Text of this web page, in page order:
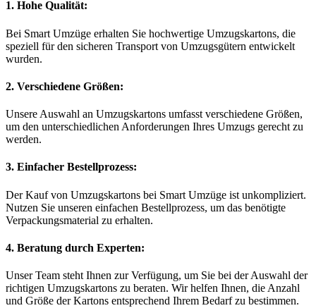
1. Hohe Qualität:
Bei Smart Umzüge erhalten Sie hochwertige Umzugskartons, die
speziell für den sicheren Transport von Umzugsgütern entwickelt
wurden.
2. Verschiedene Größen:
Unsere Auswahl an Umzugskartons umfasst verschiedene Größen,
um den unterschiedlichen Anforderungen Ihres Umzugs gerecht zu
werden.
3. Einfacher Bestellprozess:
Der Kauf von Umzugskartons bei Smart Umzüge ist unkompliziert.
Nutzen Sie unseren einfachen Bestellprozess, um das benötigte
Verpackungsmaterial zu erhalten.
4. Beratung durch Experten:
Unser Team steht Ihnen zur Verfügung, um Sie bei der Auswahl der
richtigen Umzugskartons zu beraten. Wir helfen Ihnen, die Anzahl
und Größe der Kartons entsprechend Ihrem Bedarf zu bestimmen.